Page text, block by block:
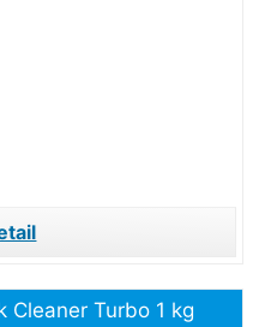
Cleaner Turbo 1 kg